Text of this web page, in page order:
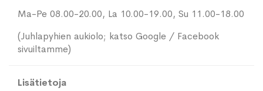
Ma-Pe 08.00-20.00, La 10.00-19.00, Su 11.00-18.00
(Juhlapyhien aukiolo; katso Google / Facebook
sivuiltamme)
Lisätietoja